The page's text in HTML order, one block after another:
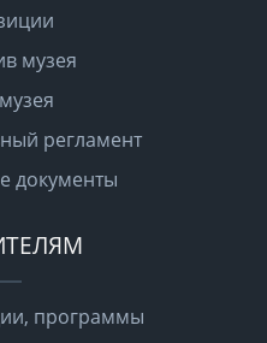
музея
регламент
документы
программы